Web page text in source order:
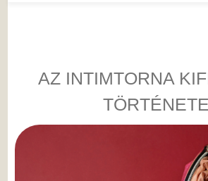
AZ INTIMTORNA
TÖRTÉNETE